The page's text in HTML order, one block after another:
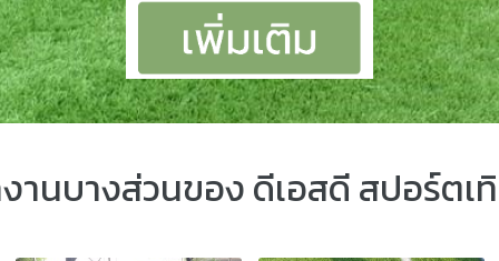
านบางส่วนของ ดีเอสดี สปอร์ตเ